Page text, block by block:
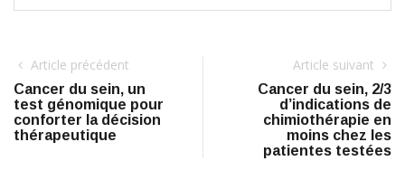
Article précédent
Cancer du sein, un
test génomique pour
conforter la décision
thérapeutique
Article suivant
Cancer du sein, 2/3
d’indications de
chimiothérapie en
moins chez les
patientes testées